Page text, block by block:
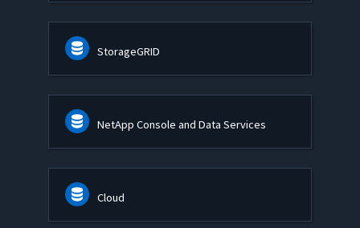
StorageGRID
NetApp Console and Data Services
Cloud